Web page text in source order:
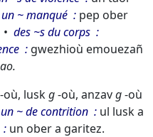
~ manqué
pep ober
des ~s du corps
gwezhioù emouezañ
-où, luskg-où, anzavg-où
un ~ de contrition
ul lusk a
un ober a garitez.